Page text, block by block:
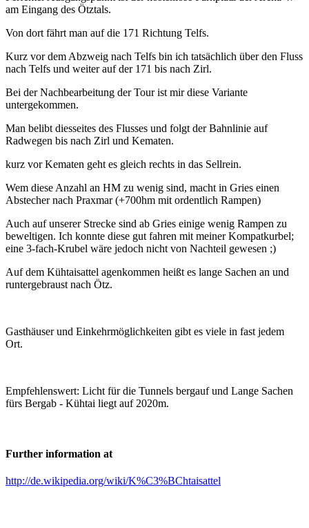
am Eingang des Ötztals.
Von dort fährt man auf die 171 Richtung Telfs.
Kurz vor dem Abzweig nach Telfs bin ich tatsächlich über den Fluss
nach Telfs und weiter auf der 171 bis nach Zirl.
Bei der Nachbearbeitung der Tour ist mir diese Variante
untergekommen.
Man belibt diesseites des Flusses und folgt der Bahnlinie auf
Radwegen bis nach Zirl und Kematen.
kurz vor Kematen geht es gleich rechts in das Sellrein.
Wem diese Anzahl an HM zu wenig sind, macht in Gries einen
Abstecher nach Praxmar (+700hm mit ordentlich Rampen)
Auch auf unserer Strecke sind ab Gries einige wenig Rampen zu
beweltigen. Ich konnte diese gut fahren mit meiner Kompatkurbel;
eine 3-fach-Krubel wäre jedoch nicht von Nachteil gewesen ;)
Auf dem Kühtaisattel agenkommen heißt es lange Sachen an und
runtergebraust nach Ötz.
Gasthäuser und Einkehrmöglichkeiten gibt es viele in fast jedem
Ort.
Empfehlenswert: Licht für die Tunnels bergauf und Lange Sachen
fürs Bergab - Kühtai liegt auf 2020m.
Further information at
http://de.wikipedia.org/wiki/K%C3%BChtaisattel